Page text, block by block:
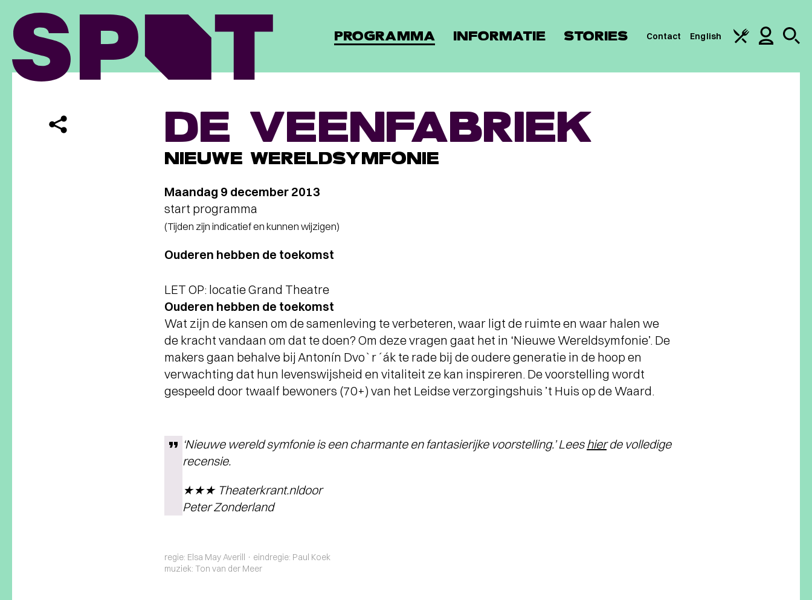
PROGRAMMA INFORMATIE STORIES Contact English
DE VEENFABRIEK
NIEUWE WERELDSYMFONIE
Maandag 9 december 2013
start programma
(Tijden zijn indicatief en kunnen wijzigen)
Ouderen hebben de toekomst
LET OP: locatie Grand Theatre
Ouderen hebben de toekomst
Wat zijn de kansen om de samenleving te verbeteren, waar ligt de ruimte en waar halen we
de kracht vandaan om dat te doen? Om deze vragen gaat het in ‘Nieuwe Wereldsymfonie’. De
makers gaan behalve bij Antonín Dvo`r´ák te rade bij de oudere generatie in de hoop en
verwachting dat hun levenswijsheid en vitaliteit ze kan inspireren. De voorstelling wordt
gespeeld door twaalf bewoners (70+) van het Leidse verzorgingshuis ’t Huis op de Waard.
‘Nieuwe wereld symfonie is een charmante en fantasierijke voorstelling.’ Leeshierde volledige
recensie.
★★★ Theaterkrant.nldoor
Peter Zonderland
regie: Elsa May Averill · eindregie: Paul Koek
muziek: Ton van der Meer